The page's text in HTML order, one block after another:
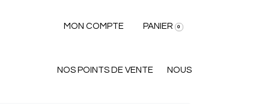
MON COMPTE PANIER 0
NOS POINTS DE VENTE NOUS